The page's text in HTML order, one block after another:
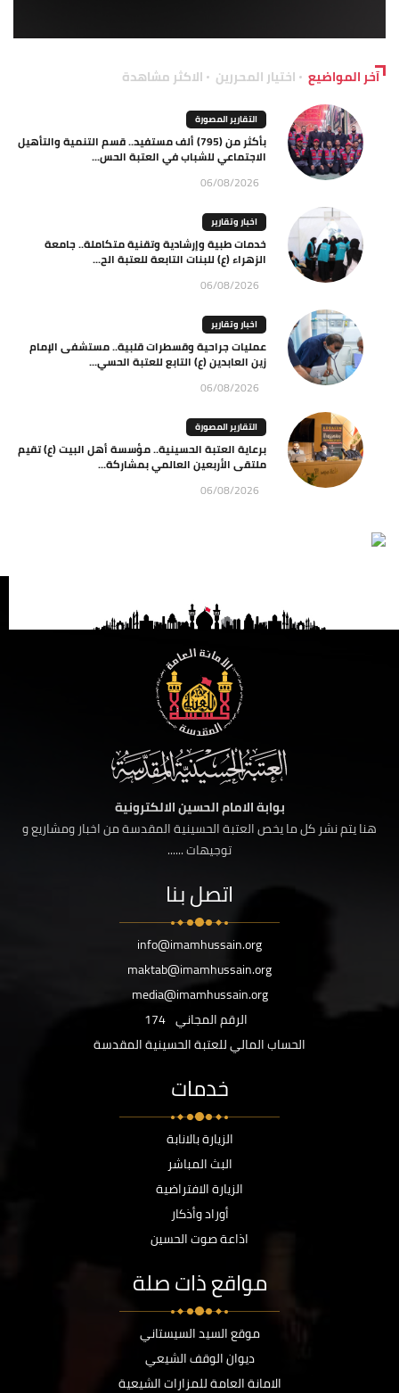
آخر المواضيع اختيار المحررين الاكثر مشاهدة
التقارير المصورة
بأكثر من (795) ألف مستفيد.. قسم التنمية والتأهيل
الاجتماعي للشباب في العتبة الحس...
06/08/2026
اخبار وتقارير
خدمات طبية وإرشادية وتقنية متكاملة.. جامعة
الزهراء (ع) للبنات التابعة للعتبة الح...
06/08/2026
اخبار وتقارير
عمليات جراحية وقسطرات قلبية.. مستشفى الإمام
زين العابدين (ع) التابع للعتبة الحسي...
06/08/2026
التقارير المصورة
برعاية العتبة الحسينية.. مؤسسة أهل البيت (ع) تقيم
ملتقى الأربعين العالمي بمشاركة...
06/08/2026
بوابة الامام الحسين الالكترونية
هنا يتم نشر كل ما يخص العتبة الحسينية المقدسة من اخبار ومشاريع و
توجيهات ......
اتصل بنا
info@imamhussain.org
maktab@imamhussain.org
media@imamhussain.org
الرقم المجاني 174
الحساب المالي للعتبة الحسينية المقدسة
خدمات
الزيارة بالانابة
البث المباشر
الزيارة الافتراضية
أوراد وأذكار
اذاعة صوت الحسين
مواقع ذات صلة
موقع السيد السيستاني
ديوان الوقف الشيعي
الامانة العامة للمزارات الشيعية